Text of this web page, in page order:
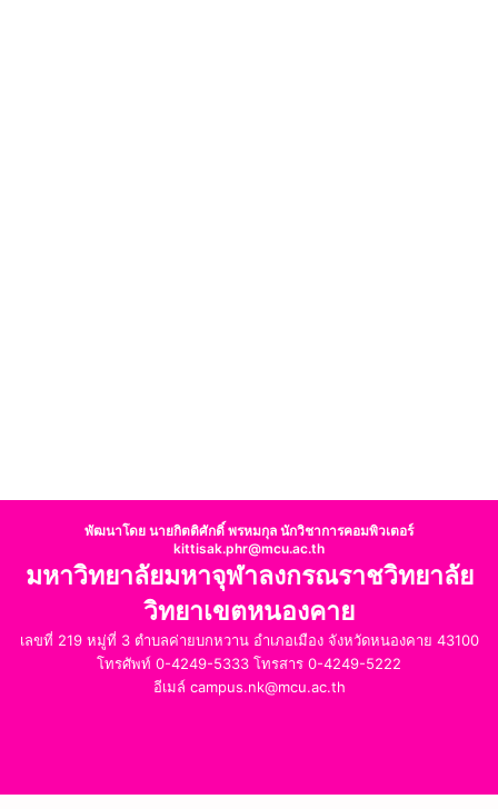
พัฒนาโดย นายกิตติศักดิ์ พรหมกุล นักวิชาการคอมพิวเตอร์
kittisak.phr@mcu.ac.th
มหาวิทยาลัยมหาจุฬาลงกรณราชวิทยาลัย
วิทยาเขตหนองคาย
เลขที่ 219 หมู่ที่ 3 ตำบลค่ายบกหวาน อำเภอเมือง จังหวัดหนองคาย 43100
โทรศัพท์ 0-4249-5333 โทรสาร 0-4249-5222
อีเมล์ campus.nk@mcu.ac.th